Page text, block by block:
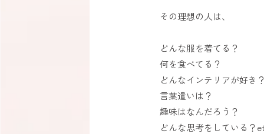
その理想の人は、
どんな服を着てる？
何を食べてる？
どんなインテリアが好き
言葉遣いは？
趣味はなんだろう？
どんな思考をしている？